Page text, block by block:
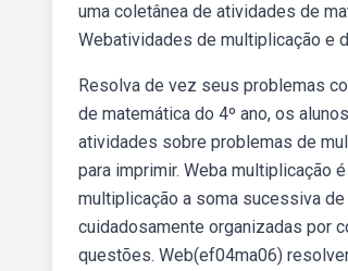
uma coletânea de atividades de
Webatividades de multiplicação e
Resolva de vez seus problemas
de matemática do 4º ano, os
atividades sobre problemas de
para imprimir. Weba multiplicação
multiplicação a soma sucessiva
cuidadosamente organizadas por
questões. Web(ef04ma06)